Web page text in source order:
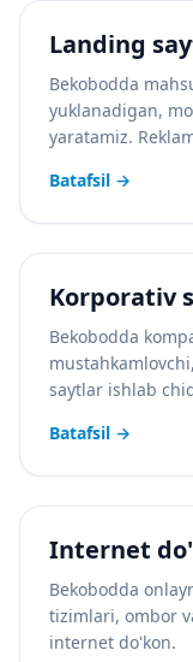
Landing
Bekobodda
yuklanadigan,
yaratamiz.
Batafsil →
Korporativ
Bekobodda
saytlar ishlab
Batafsil →
Internet
Bekobodda
tizimlari, ombor
internet do'kon.